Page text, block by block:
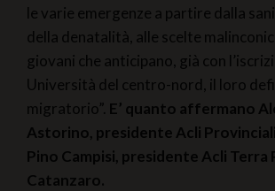
le varie emergenze a partire dalla
della denatalità, alle scelte
giovani che anticipano, già con
Università del centro-nord, il loro
migratorio”. E’ quanto affermano
Astorino, presidente Acli
Pino Campisi, presidente Acli Terra
Catanzaro.